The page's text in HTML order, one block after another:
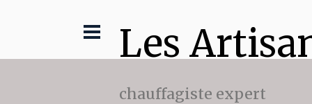
Les
chauffagiste expert